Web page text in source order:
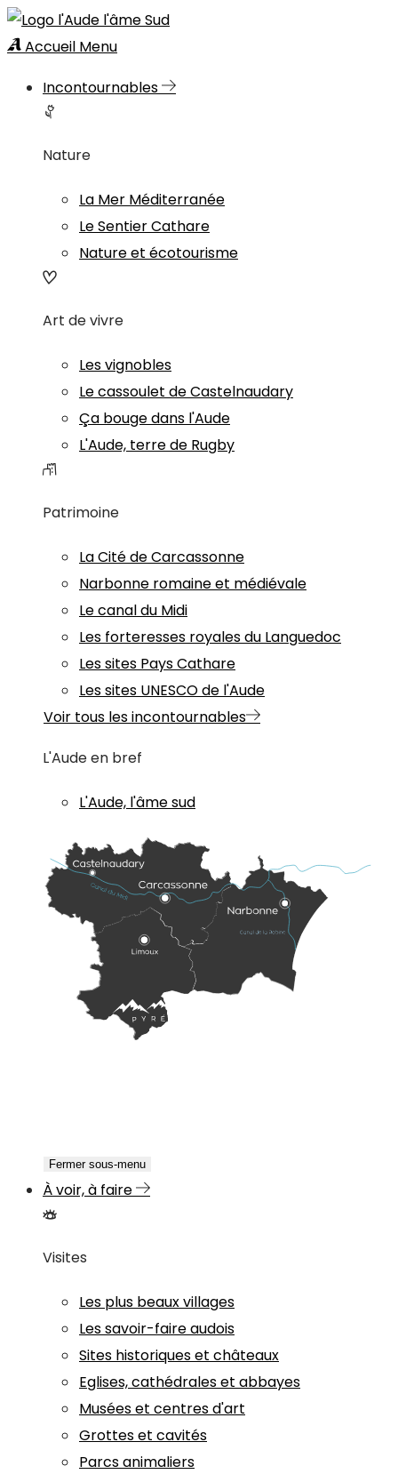
Accueil Menu
Incontournables
Nature
La Mer Méditerranée
Le Sentier Cathare
Nature et écotourisme
Art de vivre
Les vignobles
Le cassoulet de Castelnaudary
Ça bouge dans l'Aude
L'Aude, terre de Rugby
Patrimoine
La Cité de Carcassonne
Narbonne romaine et médiévale
Le canal du Midi
Les forteresses royales du Languedoc
Les sites Pays Cathare
Les sites UNESCO de l'Aude
Voir tous les incontournables
L'Aude en bref
L'Aude, l'âme sud
Fermer sous-menu
À voir, à faire
Visites
Les plus beaux villages
Les savoir-faire audois
Sites historiques et châteaux
Eglises, cathédrales et abbayes
Musées et centres d'art
Grottes et cavités
Parcs animaliers